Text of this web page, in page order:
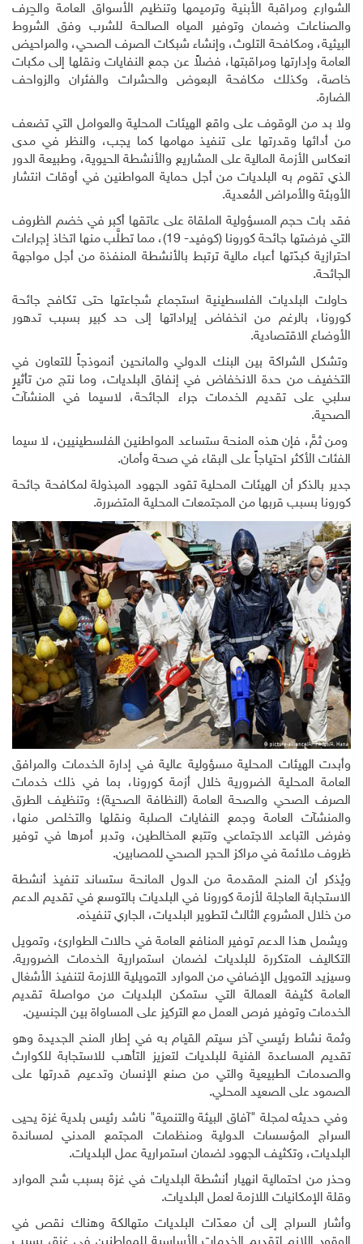
الشوارع ومراقبة الأبنية وترميمها وتنظيم الأسواق العامة والحِرف
والصناعات وضمان وتوفير المياه الصالحة للشرب وفق الشروط
البيئية، ومكافحة التلوث، وإنشاء شبكات الصرف الصحي، والمراحيض
العامة وإدارتها ومراقبتها، فضلاً عن جمع النفايات ونقلها إلى مكبات
خاصة، وكذلك مكافحة البعوض والحشرات والفئران والزواحف
الضارة.
ولا بد من الوقوف على واقع الهيئات المحلية والعوامل التي تضعف
من أدائها وقدرتها على تنفيذ مهامها كما يجب، والنظر في مدى
انعكاس الأزمة المالية على المشاريع والأنشطة الحيوية، وطبيعة الدور
الذي تقوم به البلديات من أجل حماية المواطنين في أوقات انتشار
الأوبئة والأمراض المُعدية.
فقد بات حجم المسؤولية الملقاة على عاتقها أكبر في خضم الظروف
التي فرضتها جائحة كورونا (كوفيد- 19)، مما تطلَّب منها اتخاذ إجراءات
احترازية كبدّتها أعباء مالية ترتبط بالأنشطة المنفذة من أجل مواجهة
الجائحة.
حاولت البلديات الفلسطينية استجماع شجاعتها حتى تكافح جائحة
كورونا، بالرغم من انخفاض إيراداتها إلى حد كبير بسبب تدهور
الأوضاع الاقتصادية.
وتشكل الشراكة بين البنك الدولي والمانحين أنموذجاً للتعاون في
التخفيف من حدة الانخفاض في إنفاق البلديات، وما نتج من تأثيرٍ
سلبي على تقديم الخدمات جراء الجائحة، لاسيما في المنشآت
الصحية.
ومن ثمَّ، فإن هذه المنحة ستساعد المواطنين الفلسطينيين، لا سيما
الفئات الأكثر احتياجاً على البقاء في صحة وأمان.
جدير بالذكر أن الهيئات المحلية تقود الجهود المبذولة لمكافحة جائحة
كورونا بسبب قربها من المجتمعات المحلية المتضررة.
وأبدت الهيئات المحلية مسؤولية عالية في إدارة الخدمات والمرافق
العامة المحلية الضرورية خلال أزمة كورونا، بما في ذلك خدمات
الصرف الصحي والصحة العامة (النظافة الصحية)؛ وتنظيف الطرق
والمنشآت العامة وجمع النفايات الصلبة ونقلها والتخلص منها،
وفرض التباعد الاجتماعي وتتبع المخالطين، وتدبر أمرها في توفير
ظروف ملائمة في مراكز الحجر الصحي للمصابين.
ويُذكر أن المنح المقدمة من الدول المانحة ستساند تنفيذ أنشطة
الاستجابة العاجلة لأزمة كورونا في البلديات بالتوسع في تقديم الدعم
من خلال المشروع الثالث لتطوير البلديات، الجاري تنفيذه.
ويشمل هذا الدعم توفير المنافع العامة في حالات الطوارئ، وتمويل
التكاليف المتكررة للبلديات لضمان استمرارية الخدمات الضرورية.
وسيزيد التمويل الإضافي من الموارد التمويلية اللازمة لتنفيذ الأشغال
العامة كثيفة العمالة التي ستمكن البلديات من مواصلة تقديم
الخدمات وتوفير فرص العمل مع التركيز على المساواة بين الجنسين.
وثمة نشاط رئيسي آخر سيتم القيام به في إطار المنح الجديدة وهو
تقديم المساعدة الفنية للبلديات لتعزيز التأهب للاستجابة للكوارث
والصدمات الطبيعية والتي من صنع الإنسان وتدعيم قدرتها على
الصمود على الصعيد المحلي.
وفي حديثه لمجلة "آفاق البيئة والتنمية" ناشد رئيس بلدية غزة يحيى
السراج المؤسسات الدولية ومنظمات المجتمع المدني لمساندة
البلديات، وتكثيف الجهود لضمان استمرارية عمل البلديات.
وحذر من احتمالية انهيار أنشطة البلديات في غزة بسبب شح الموارد
وقلة الإمكانيات اللازمة لعمل البلديات.
وأشار السراج إلى أن معدّات البلديات متهالكة وهناك نقص في